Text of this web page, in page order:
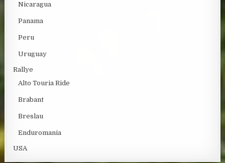
Nicaragua
Panama
Peru
Uruguay
Rallye
Alto Touria Ride
Brabant
Breslau
Enduromania
USA